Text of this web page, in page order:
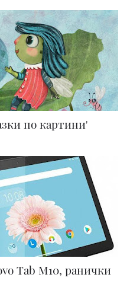
по картини'
Tab M10, ранички